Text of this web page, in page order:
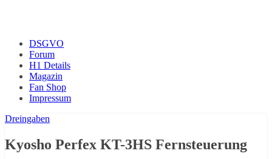
DSGVO
Forum
H1 Details
Magazin
Fan Shop
Impressum
Dreingaben
Kyosho Perfex KT-3HS Fernsteuerung